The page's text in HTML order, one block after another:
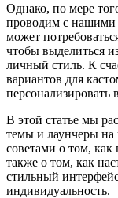
Однако, по мере
проводим с нашими
может
чтобы выделиться
личный стиль. К
вариантов для
В этой статье мы
темы и лаунчеры
советами о том, как
также о том, как
стильный
индивидуальность.